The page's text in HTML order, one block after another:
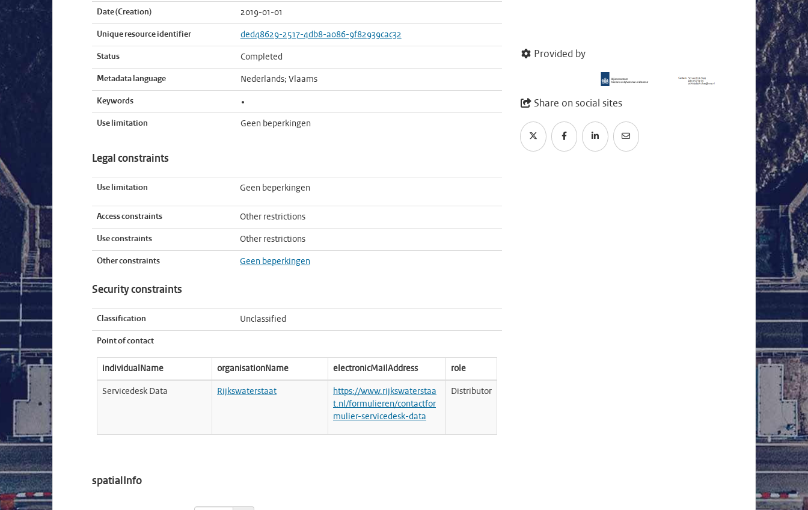
Date (Creation) 2019-01-01
Unique resource identifier ded48629-2517-4db8-a086-9f82939cac32
Status Completed
Metadata language Nederlands; Vlaams
Keywords
Use limitation Geen beperkingen
Legal constraints
Use limitation Geen beperkingen
Access constraints Other restrictions
Use constraints Other restrictions
Other constraints Geen beperkingen
Security constraints
Classification Unclassified
Point of contact
individualName organisationName electronicMailAddress role
Servicedesk Data Rijkswaterstaat
https://www.rijkswaterstaa
t.nl/formulieren/contactfor
mulier-servicedesk-data
Distributor
spatialInfo
Provided by
Share on social sites